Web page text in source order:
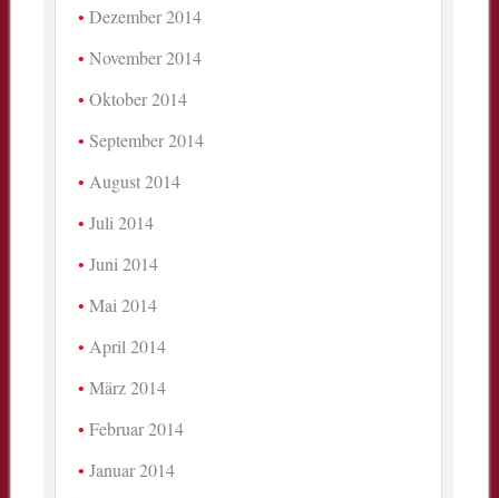
Dezember 2014
November 2014
Oktober 2014
September 2014
August 2014
Juli 2014
Juni 2014
Mai 2014
April 2014
März 2014
Februar 2014
Januar 2014